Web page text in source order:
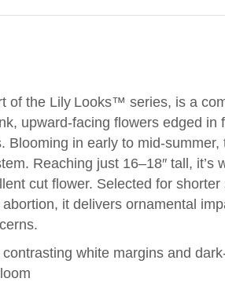
of the Lily Looks™ series, is a
upward‑facing flowers edged in
Blooming in early to mid-summer,
Reaching just 16–18″ tall, it’s
cut flower. Selected for shorter
it delivers ornamental
white margins and